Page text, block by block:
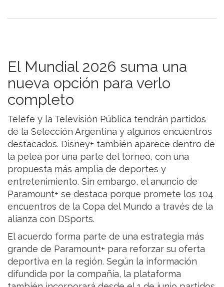
El Mundial 2026 suma una
nueva opción para verlo
completo
Telefe y la Televisión Pública tendrán partidos
de la Selección Argentina y algunos encuentros
destacados. Disney+ también aparece dentro de
la pelea por una parte del torneo, con una
propuesta más amplia de deportes y
entretenimiento. Sin embargo, el anuncio de
Paramount+ se destaca porque promete los 104
encuentros de la Copa del Mundo a través de la
alianza con DSports.
El acuerdo forma parte de una estrategia más
grande de Paramount+ para reforzar su oferta
deportiva en la región. Según la información
difundida por la compañía, la plataforma